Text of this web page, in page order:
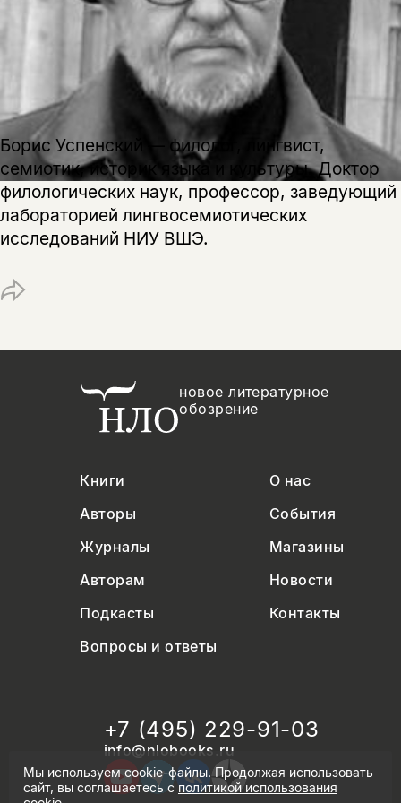
Борис Успенский — филолог, лингвист,
семиотик, историк языка и культуры. Доктор
филологических наук, профессор, заведующий
лабораторией лингвосемиотических
исследований НИУ ВШЭ.
новое литературное
обозрение
Книги
О нас
Авторы
События
Журналы
Магазины
Авторам
Новости
Подкасты
Контакты
Вопросы и ответы
+7 (495) 229-91-03
info@nlobooks.ru
Поделиться
Копировать ВконтактеТелеграм
нет, вернуться назад
Мы используем cookie-файлы. Продолжая использовать
сайт, вы соглашаетесь сполитикой использования